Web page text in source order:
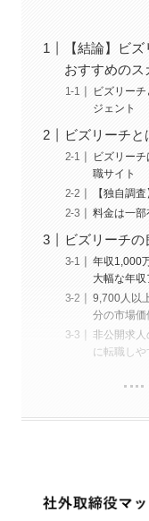
【結論】ビ
おすすめのス
ビズリー
ジェント
ビズリーチ
ビズリー
職サイト
【独自調
料金は一
ビズリーチの
年収1,000
大幅な年収
9,700人以
分の市場価
非公開求
に転職しや